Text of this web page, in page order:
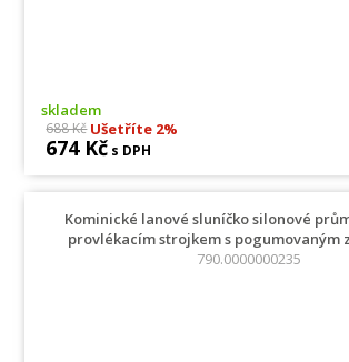
skladem
688 KčUšetříte 2%
674 Kč s DPH
Kominické lanové sluníčko silonové
provlékacím strojkem s pogumovaným
790.0000000235